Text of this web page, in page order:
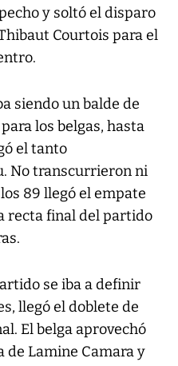
y soltó el disparo
Courtois para el
siendo un balde de
los belgas, hasta
el tanto
No transcurrieron ni
89 llegó el empate
recta final del partido
se iba a definir
llegó el doblete de
El belga aprovechó
Lamine Camara y